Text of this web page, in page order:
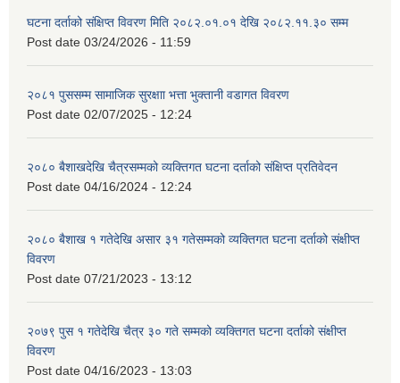
घटना दर्ताको संक्षिप्त विवरण मिति २०८२.०१.०१ देखि २०८२.११.३० सम्म
Post date 03/24/2026 - 11:59
२०८१ पुससम्म सामाजिक सुरक्षाा भत्ता भुक्तानी वडागत विवरण
Post date 02/07/2025 - 12:24
२०८० बैशाखदेखि चैत्रसम्मको व्यक्तिगत घटना दर्ताको संक्षिप्त प्रतिवेदन
Post date 04/16/2024 - 12:24
२०८० बैशाख १ गतेदेखि असार ३१ गतेसम्मको व्यक्तिगत घटना दर्ताको संक्षीप्त
विवरण
Post date 07/21/2023 - 13:12
२०७९ पुस १ गतेदेखि चैत्र ३० गते सम्मको व्यक्तिगत घटना दर्ताको संक्षीप्त
विवरण
Post date 04/16/2023 - 13:03